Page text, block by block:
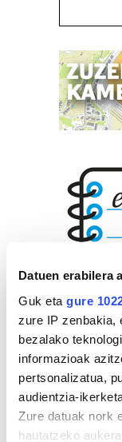
Datuen erabilera
Guk eta gure
zure IP zenbakia,
bezalako
informazioak
pertsonalizatua,
audientzia-
Zure datuak nork
hautatzeko